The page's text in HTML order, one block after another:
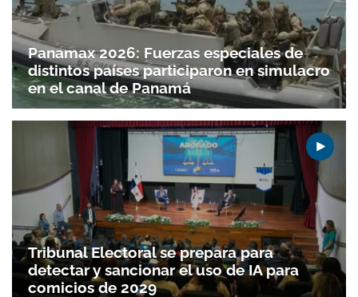
Panamax 2026: Fuerzas especiales de
distintos países participaron en simulacro
en el canal de Panamá
Tribunal Electoral se prepara para
detectar y sancionar el uso de IA para
comicios de 2029